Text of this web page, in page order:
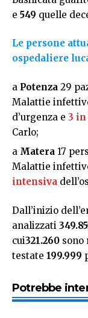
e 549 quelle
Le persone
ospedaliere
a Potenza 29
Malattie
d’urgenza e 3
Carlo;
a Matera 17
Malattie
intensiva
Dall’inizio
analizzati
cui321.260 sono
testate 199.999
Potrebbe